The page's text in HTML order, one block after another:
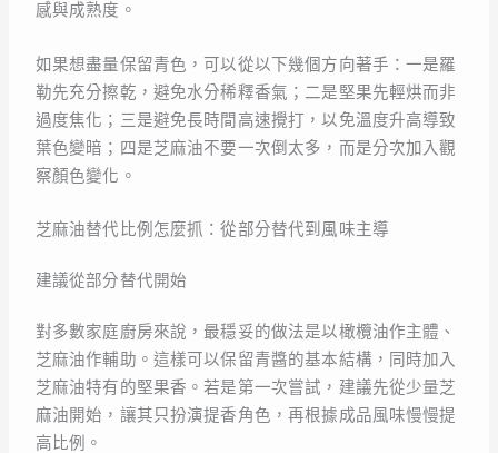
感與成熟度。
如果想盡量保留青色，可以從以下幾個方向著手：一是羅
勒先充分擦乾，避免水分稀釋香氣；二是堅果先輕烘而非
過度焦化；三是避免長時間高速攪打，以免溫度升高導致
葉色變暗；四是芝麻油不要一次倒太多，而是分次加入觀
察顏色變化。
芝麻油替代比例怎麼抓：從部分替代到風味主導
建議從部分替代開始
對多數家庭廚房來說，最穩妥的做法是以橄欖油作主體、
芝麻油作輔助。這樣可以保留青醬的基本結構，同時加入
芝麻油特有的堅果香。若是第一次嘗試，建議先從少量芝
麻油開始，讓其只扮演提香角色，再根據成品風味慢慢提
高比例。